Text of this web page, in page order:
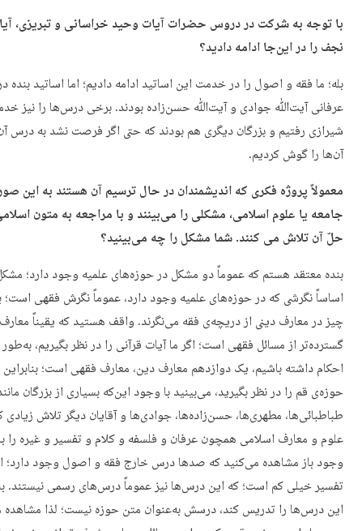
با توجه به شرکت در دروس حضرات آیات وحید خراسانی و تبریزی،
نجف را در این‌جا ادامه دادید؟
بله؛ ما فقه و اصول را در خدمت این اساتید ادامه دادیم؛ اما اساتید
عرفانی آیت‌ﷲ جوادی و آیت‌ﷲ حسن‌زاده بودند. برخی درس‌ها را نیز
شیرازی رفتیم و بزرگان دیگری هم بودند که حتی اگر فرصت نشد به درس
آن‌ها را گوش کردیم.
معمولاً پروژه فکری که اندیشمندان در حال ترسیم آن هستند به این
جامعه یا علوم اسلامی، مشکلی را می‌بینند و با مراجعه به متون
حلّ آن تلاش می کنند. شما مشکل را چه می‌بینید؟
بنده معتقد هستم که عموماً دو مشکل در حوزه‌های علمیه وجود دارد؛
اساساً نگرشی که در حوزه‌های علمیه وجود دارد، عموماً نگرش فقهی است؛
چیز در معارف دینی از دریچه‌ی فقه می‌نگرند. واقف هستید که یقیناً
احکام داشته باشیم، یک دوازدهم معارف دین، معارف فقهی است؛
حوزه‌ی قم را در نظر بگیرید، می‌بینید با وجود این‌که بسیاری از بزرگان
طباطبائی‌ها، مطهری‌ها، حسن‌زاده‌ها، جوادی‌ها و آقایان دیگر تلاش زیادی
علوم و معارف اسلامی همچون عرفان و فلسفه و کلام و تفسیر و غیره را باز
وجود باز مشاهده می‌کنید که صدها درس خارج فقه و اصول وجود دارد؛
تفسیر خیلی کم است؛ که این درس‌ها نیز عموماً درس‌های رسمی نیستند.
این درس‌ها را تدریس کند، درسش به‌عنوان متن حوزه نیست؛ لذا مشاهده